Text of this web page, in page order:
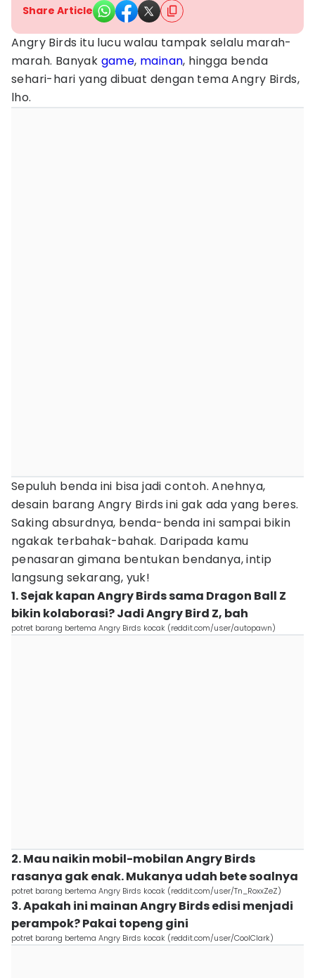
Share Article
Angry Birds itu lucu walau tampak selalu marah-
marah. Banyak game, mainan, hingga benda
sehari-hari yang dibuat dengan tema Angry Birds,
lho.
Sepuluh benda ini bisa jadi contoh. Anehnya,
desain barang Angry Birds ini gak ada yang beres.
Saking absurdnya, benda-benda ini sampai bikin
ngakak terbahak-bahak. Daripada kamu
penasaran gimana bentukan bendanya, intip
langsung sekarang, yuk!
1. Sejak kapan Angry Birds sama Dragon Ball Z
bikin kolaborasi? Jadi Angry Bird Z, bah
potret barang bertema Angry Birds kocak (reddit.com/user/autopawn)
2. Mau naikin mobil-mobilan Angry Birds
rasanya gak enak. Mukanya udah bete soalnya
potret barang bertema Angry Birds kocak (reddit.com/user/Tn_RoxxZeZ)
3. Apakah ini mainan Angry Birds edisi menjadi
perampok? Pakai topeng gini
potret barang bertema Angry Birds kocak (reddit.com/user/CoolClark)